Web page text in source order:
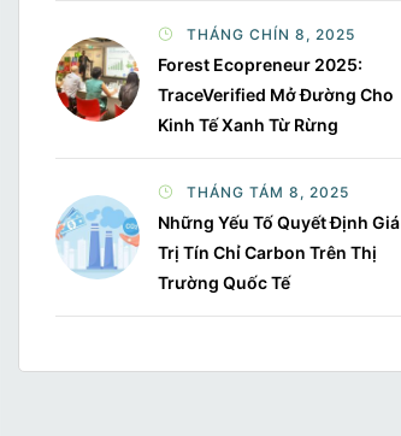
THÁNG CHÍN 8, 2025
Forest Ecopreneur 2025:
TraceVerified Mở Đường Cho
Kinh Tế Xanh Từ Rừng
THÁNG TÁM 8, 2025
Những Yếu Tố Quyết Định Giá
Trị Tín Chỉ Carbon Trên Thị
Trường Quốc Tế